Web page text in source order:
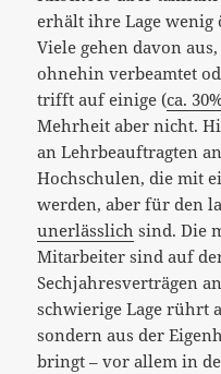
erhält ihre Lage
Viele gehen davon
ohnehin verbeamtet
trifft auf einige (ca.
Mehrheit aber nicht.
an Lehrbeauftragten
Hochschulen, die mit
werden, aber für den
unerlässlich sind. Die
Mitarbeiter sind auf
Sechjahresverträgen
schwierige Lage rührt
sondern aus der
bringt – vor allem in